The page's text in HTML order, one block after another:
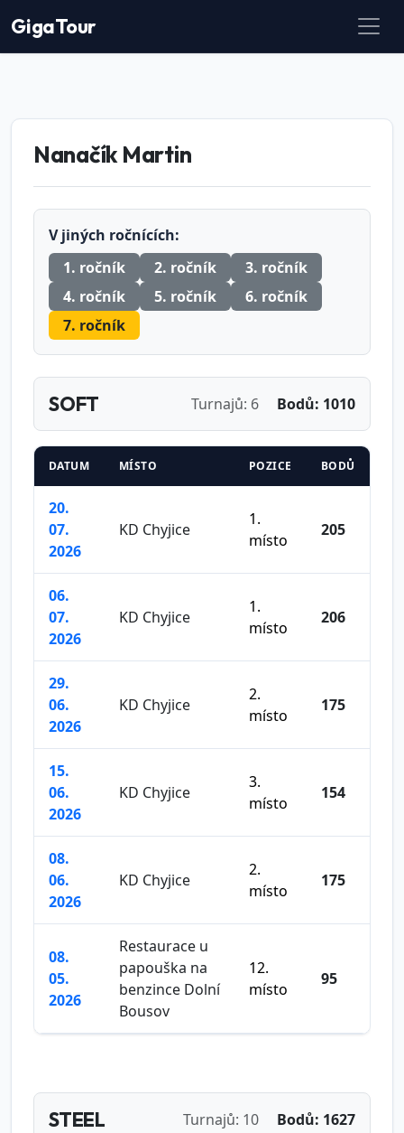
GigaTour
Nanačík Martin
V jiných ročnících:
1. ročník
2. ročník
3. ročník
4. ročník
5. ročník
6. ročník
7. ročník
SOFT Turnajů: 6 Bodů: 1010
DATUM MÍSTO POZICE BODŮ
20.
07.
2026
KD Chyjice
1.
místo
205
06.
07.
2026
KD Chyjice
1.
místo
206
29.
06.
2026
KD Chyjice
2.
místo
175
15.
06.
2026
KD Chyjice
3.
místo
154
08.
06.
2026
KD Chyjice
2.
místo
175
08.
05.
2026
Restaurace u
papouška na
benzince Dolní
Bousov
12.
místo
95
STEEL Turnajů: 10 Bodů: 1627